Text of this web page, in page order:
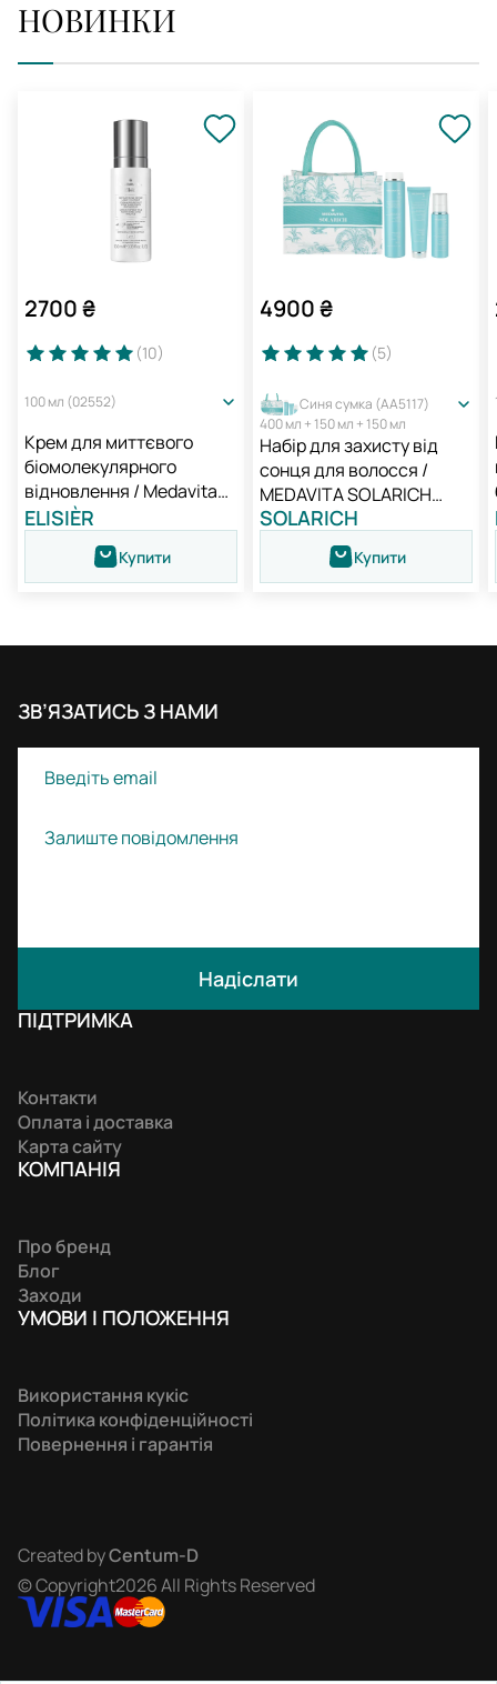
НОВИНКИ
2700₴
(10)
100 мл (02552)
Крем для миттєвого
біомолекулярного
відновлення / Medavita
Elisièr Instant Bond Repair
Leave-in Cream
ELISIÈR
Купити
4900₴
(5)
Синя сумка (AA5117)
400 мл + 150 мл + 150 мл
Набір для захисту від
сонця для волосся /
MEDAVITA SOLARICH
NEW
SOLARICH
Купити
ПІДТРИМКА
Контакти
Оплата і доставка
Карта сайту
КОМПАНIЯ
Про бренд
Блог
Заходи
УМОВИ І ПОЛОЖЕННЯ
Використання кукіс
Політика конфіденційності
Повернення і гарантія
ЗВ’ЯЗАТИСЬ З НАМИ
Надіслати
Created byCentum-D
© Copyright2026 All Rights Reserved